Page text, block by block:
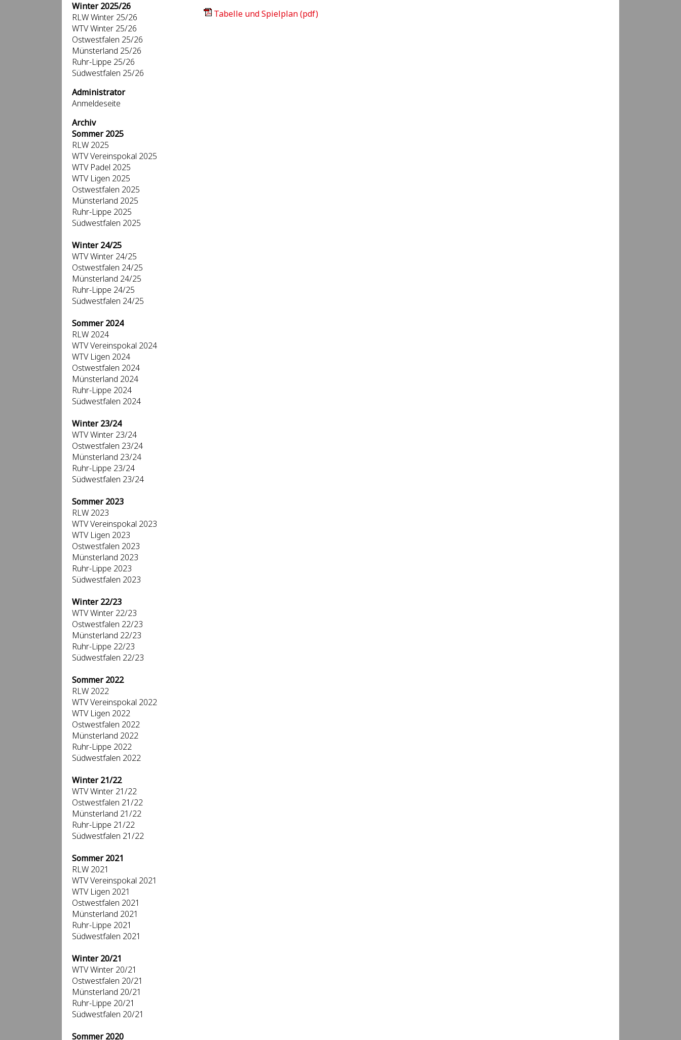
Winter 2025/26
RLW Winter 25/26
WTV Winter 25/26
Ostwestfalen 25/26
Münsterland 25/26
Ruhr-Lippe 25/26
Südwestfalen 25/26
Administrator
Anmeldeseite
Archiv
Sommer 2025
RLW 2025
WTV Vereinspokal 2025
WTV Padel 2025
WTV Ligen 2025
Ostwestfalen 2025
Münsterland 2025
Ruhr-Lippe 2025
Südwestfalen 2025
Winter 24/25
WTV Winter 24/25
Ostwestfalen 24/25
Münsterland 24/25
Ruhr-Lippe 24/25
Südwestfalen 24/25
Sommer 2024
RLW 2024
WTV Vereinspokal 2024
WTV Ligen 2024
Ostwestfalen 2024
Münsterland 2024
Ruhr-Lippe 2024
Südwestfalen 2024
Winter 23/24
WTV Winter 23/24
Ostwestfalen 23/24
Münsterland 23/24
Ruhr-Lippe 23/24
Südwestfalen 23/24
Sommer 2023
RLW 2023
WTV Vereinspokal 2023
WTV Ligen 2023
Ostwestfalen 2023
Münsterland 2023
Ruhr-Lippe 2023
Südwestfalen 2023
Winter 22/23
WTV Winter 22/23
Ostwestfalen 22/23
Münsterland 22/23
Ruhr-Lippe 22/23
Südwestfalen 22/23
Sommer 2022
RLW 2022
WTV Vereinspokal 2022
WTV Ligen 2022
Ostwestfalen 2022
Münsterland 2022
Ruhr-Lippe 2022
Südwestfalen 2022
Winter 21/22
WTV Winter 21/22
Ostwestfalen 21/22
Münsterland 21/22
Ruhr-Lippe 21/22
Südwestfalen 21/22
Sommer 2021
RLW 2021
WTV Vereinspokal 2021
WTV Ligen 2021
Ostwestfalen 2021
Münsterland 2021
Ruhr-Lippe 2021
Südwestfalen 2021
Winter 20/21
WTV Winter 20/21
Ostwestfalen 20/21
Münsterland 20/21
Ruhr-Lippe 20/21
Südwestfalen 20/21
Sommer 2020
Tabelle und Spielplan (pdf)